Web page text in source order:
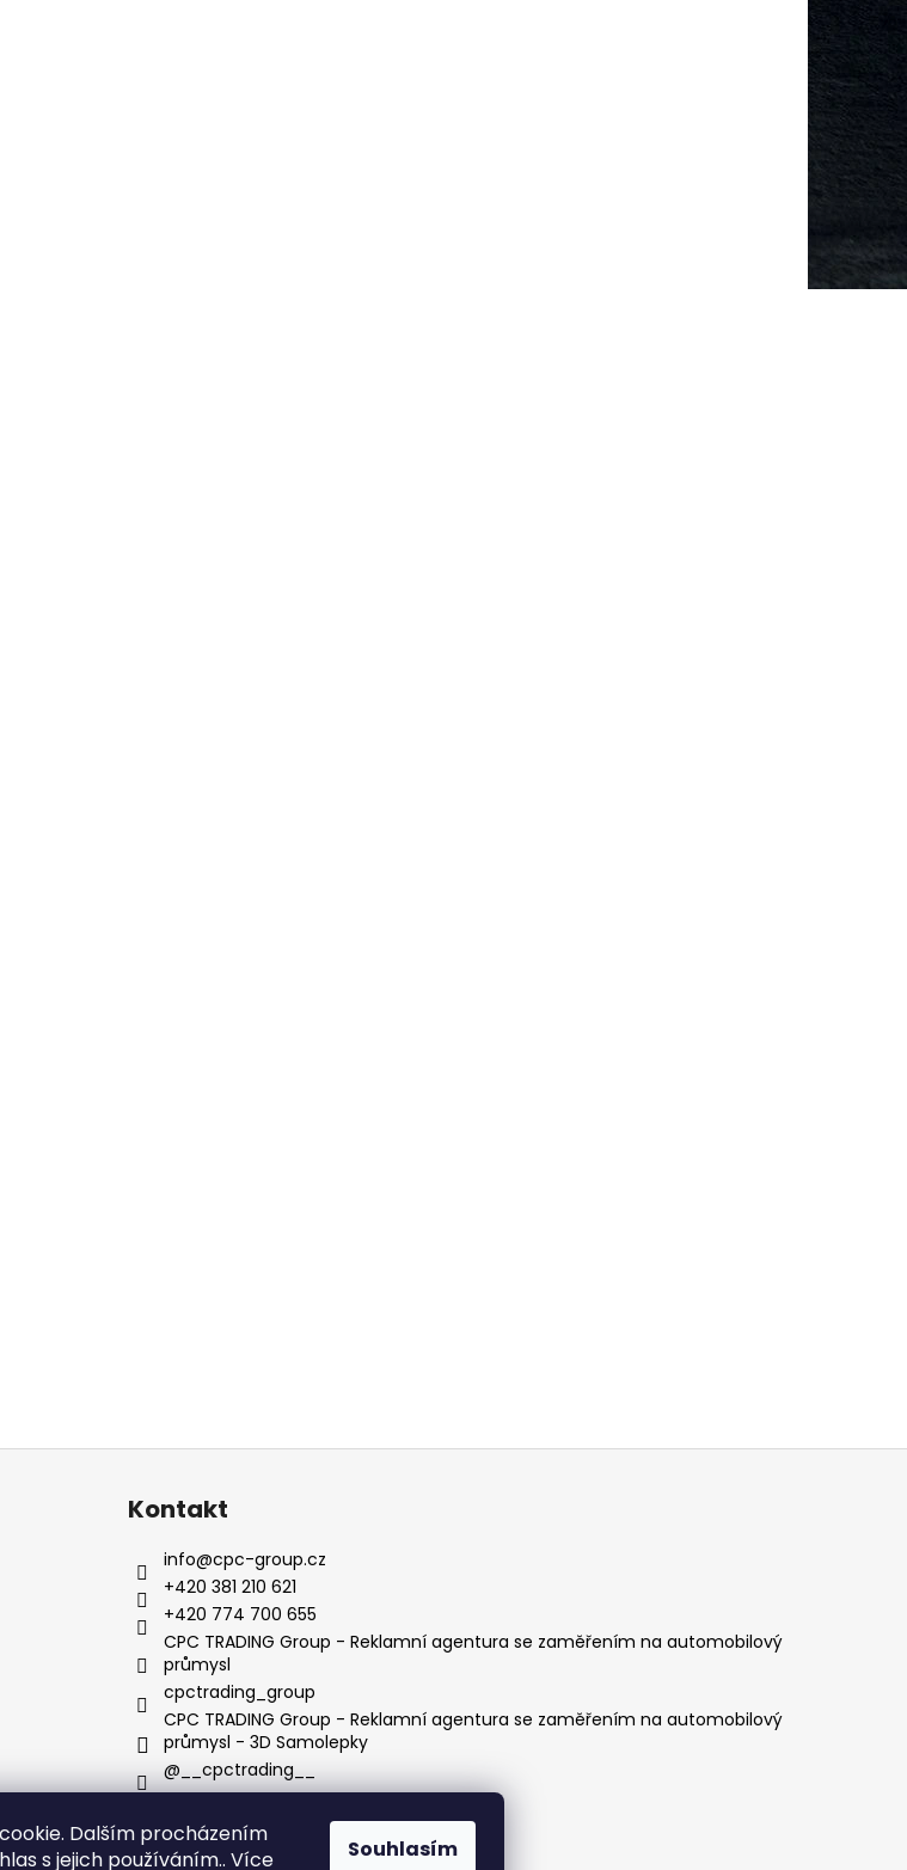
Dalším procházením
s jejich používáním.. Více
Souhlasím
Kontakt
info@cpc-group.cz
+420 381 210 621
+420 774 700 655
CPC TRADING Group - Reklamní agentura se zaměřením na automobilový
průmysl
cpctrading_group
CPC TRADING Group - Reklamní agentura se zaměřením na automobilový
průmysl - 3D Samolepky
@__cpctrading__
cpc-group.cz